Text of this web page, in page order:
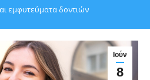
εμφυτεύματα δοντιών
Ιούν
8